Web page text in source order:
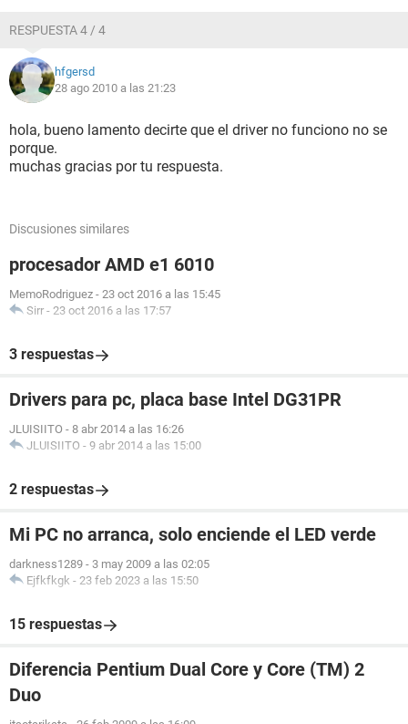
RESPUESTA 4 / 4
hfgersd
28 ago 2010 a las 21:23
hola, bueno lamento decirte que el driver no funciono no se
porque.
muchas gracias por tu respuesta.
Discusiones similares
procesador AMD e1 6010
MemoRodriguez - 23 oct 2016 a las 15:45
Sirr - 23 oct 2016 a las 17:57
3 respuestas
Drivers para pc, placa base Intel DG31PR
JLUISIITO - 8 abr 2014 a las 16:26
JLUISIITO - 9 abr 2014 a las 15:00
2 respuestas
Mi PC no arranca, solo enciende el LED verde
darkness1289 - 3 may 2009 a las 02:05
Ejfkfkgk - 23 feb 2023 a las 15:50
15 respuestas
Diferencia Pentium Dual Core y Core (TM) 2
Duo